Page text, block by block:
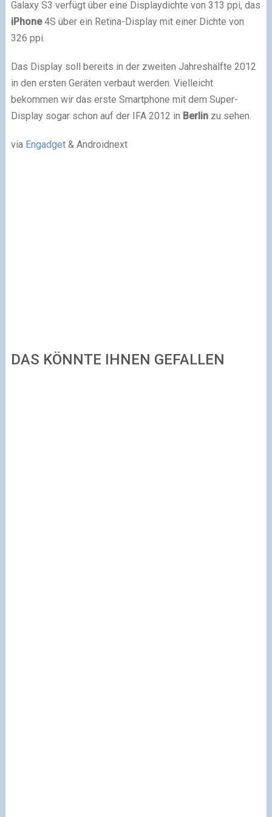
Galaxy S3 verfügt über eine Displaydichte von 313 ppi, das
iPhone4S über ein Retina-Display mit einer Dichte von
326 ppi.
Das Display soll bereits in der zweiten Jahreshälfte 2012
in den ersten Geräten verbaut werden. Vielleicht
bekommen wir das erste Smartphone mit dem Super-
Display sogar schon auf der IFA 2012 in Berlinzu sehen.
via Engadget& Androidnext
DAS KÖNNTE IHNEN GEFALLEN